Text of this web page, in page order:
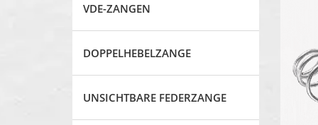
VDE-ZANGEN
DOPPELHEBELZANGE
UNSICHTBARE FEDERZANGE